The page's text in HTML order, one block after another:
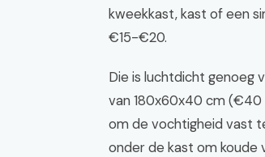
kweekkast, kast of een
€15-€20.
Die is luchtdicht genoeg
van 180x60x40 cm
om de vochtigheid vast
onder de kast om koude